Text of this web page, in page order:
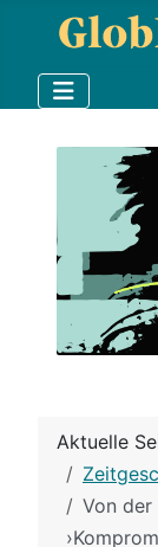
Aktuelle
Von der